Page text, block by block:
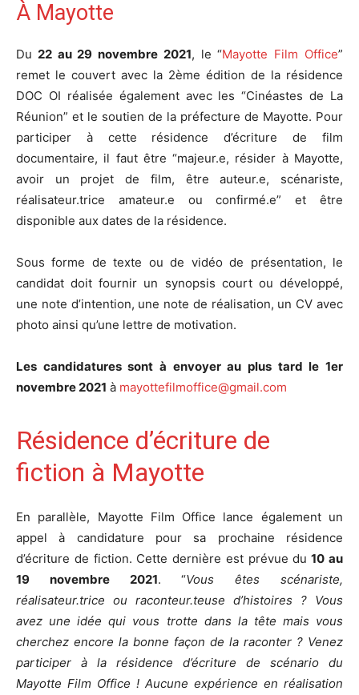
À Mayotte
Du 22 au 29 novembre 2021, le “Mayotte Film Office”
remet le couvert avec la 2ème édition de la résidence
DOC OI réalisée également avec les “Cinéastes de La
Réunion” et le soutien de la préfecture de Mayotte. Pour
participer à cette résidence d’écriture de film
documentaire, il faut être “majeur.e, résider à Mayotte,
avoir un projet de film, être auteur.e, scénariste,
réalisateur.trice amateur.e ou confirmé.e” et être
disponible aux dates de la résidence.
Sous forme de texte ou de vidéo de présentation, le
candidat doit fournir un synopsis court ou développé,
une note d’intention, une note de réalisation, un CV avec
photo ainsi qu’une lettre de motivation.
Les candidatures sont à envoyer au plus tard le 1er
novembre 2021 à mayottefilmoffice@gmail.com
Résidence d’écriture de
fiction à Mayotte
En parallèle, Mayotte Film Office lance également un
appel à candidature pour sa prochaine résidence
d’écriture de fiction. Cette dernière est prévue du 10 au
19 novembre 2021. “Vous êtes scénariste,
réalisateur.trice ou raconteur.teuse d’histoires ? Vous
avez une idée qui vous trotte dans la tête mais vous
cherchez encore la bonne façon de la raconter ? Venez
participer à la résidence d’écriture de scénario du
Mayotte Film Office ! Aucune expérience en réalisation